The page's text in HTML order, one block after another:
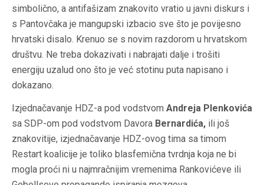
simbolično, a antifašizam znakovito vratio u javni diskurs i
s Pantovčaka je mangupski izbacio sve što je povijesno
hrvatski disalo. Krenuo se s novim razdorom u hrvatskom
društvu. Ne treba dokazivati i nabrajati dalje i trošiti
energiju uzalud ono što je već stotinu puta napisano i
dokazano.
Izjednačavanje HDZ-a pod vodstvom Andreja Plenkovića
sa SDP-om pod vodstvom Davora Bernardića, ili još
znakovitije, izjednačavanje HDZ-ovog tima sa timom
Restart koalicije je toliko blasfemična tvrdnja koja ne bi
mogla proći ni u najmračnijim vremenima Rankovićeve ili